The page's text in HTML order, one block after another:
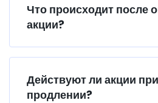
Что происходит после
акции?
Действуют ли акции при
продлении?